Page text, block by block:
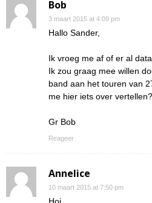
Bob
3 maart 2015 at 4:09 pm
Hallo Sander,
Ik vroeg me af of er al
Ik zou graag mee willen
band aan het touren van
me hier iets over vertellen?
Gr Bob
Reageer
Annelice
10 maart 2015 at 7:50 pm